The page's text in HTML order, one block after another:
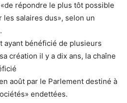
répondre le plus tôt possible
les salaires dus», selon un
ayant bénéficié de plusieurs
création il y a dix ans, la chaîne
août par le Parlement destiné à
endettées.